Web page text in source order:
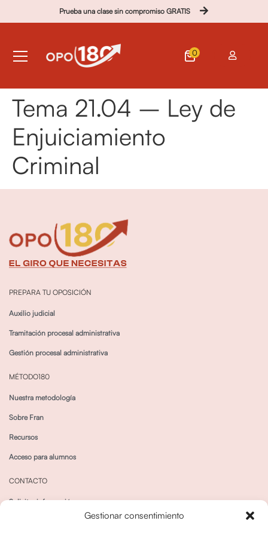
Gestionar consentimiento
Prueba una clase sin compromiso GRATIS
0
Tema 21.04 – Ley de
Enjuiciamiento
Criminal
PREPARA TU OPOSICIÓN
Auxilio judicial
Tramitación procesal administrativa
Gestión procesal administrativa
MÉTODO180
Nuestra metodología
Sobre Fran
Recursos
Acceso para alumnos
CONTACTO
Solicitar información